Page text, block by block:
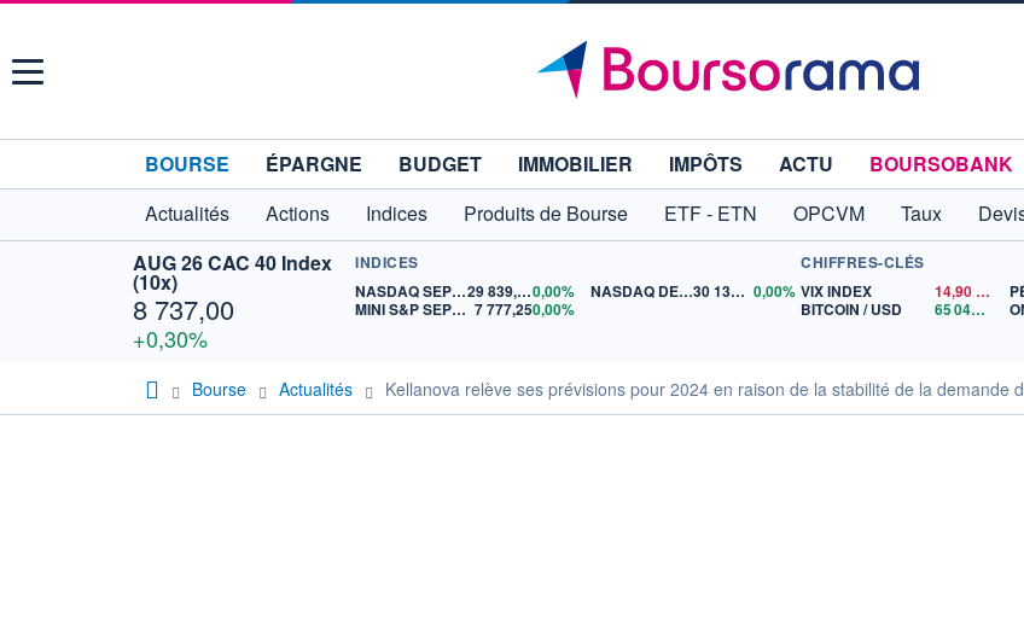
Menu
BOURSE ÉPARGNE BUDGET IMMOBILIER IMPÔTS ACTU
BOURSOBANK
Actualités
Actions Indices Produits de Bourse ETF - ETN OPCVM Taux
AUG 26 CAC 40 Index
(10x)
8 737,00
+0,30%
INDICES
NASDAQ SEP26
29 839,500,00%
MINI S&P SEP26 7 777,250,00%
NASDAQ DEC26 30 135,00 0,00%
CHIFFRES-CLÉS
VIX INDEX
14,90$US
BITCOIN / USD
65 042,92
Bourse Actualités Kellanova relève ses prévisions pour 2024 en raison de la stabilité de la demande